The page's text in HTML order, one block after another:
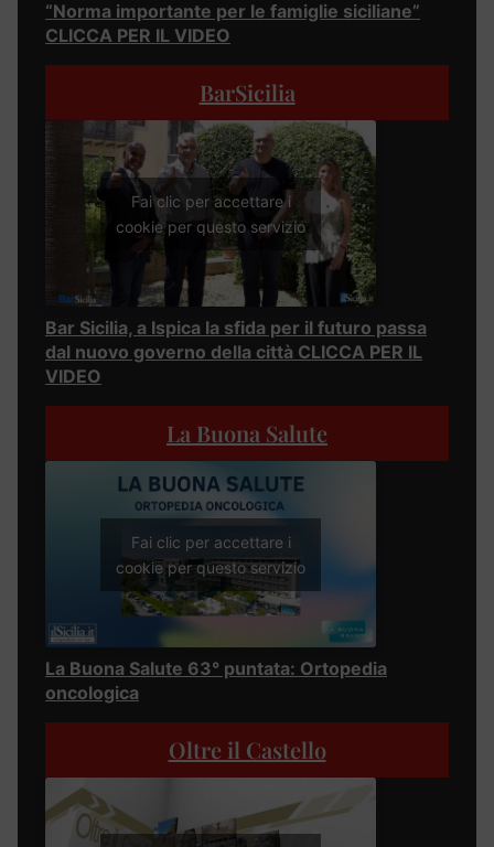
“Norma importante per le famiglie siciliane”
CLICCA PER IL VIDEO
BarSicilia
Fai clic per accettare i
cookie per questo servizio
Bar Sicilia, a Ispica la sfida per il futuro passa
dal nuovo governo della città CLICCA PER IL
VIDEO
La Buona Salute
Fai clic per accettare i
cookie per questo servizio
La Buona Salute 63° puntata: Ortopedia
oncologica
Oltre il Castello